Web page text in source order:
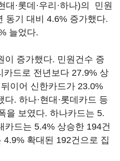
대·롯데·우리·하나)의 민원
동기 대비 4.6% 증가했다.
늘었다.
이 증가했다. 민원건수 증
카드로 전년보다 27.9% 상
이어 신한카드가 23.0%
. 하나·현대·롯데카드 등
을 보였다. 하나카드는 5.
카드는 5.4% 상승한 194건
확대된 192건으로 집